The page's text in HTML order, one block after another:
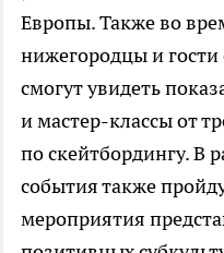
Европы. Также во
нижегородцы и
смогут увидеть
и мастер-классы от
по скейтбордингу. В
события также
мероприятия